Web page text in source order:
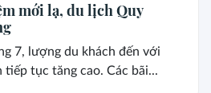
mới lạ, du lịch Quy
7, lượng du khách đến với
tục tăng cao. Các bãi...